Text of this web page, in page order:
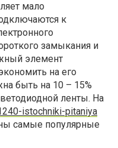
мало
к
замыкания и
элемент
на его
быть на 10 – 15%
ленты. На
istochniki-pitaniya
самые популярные